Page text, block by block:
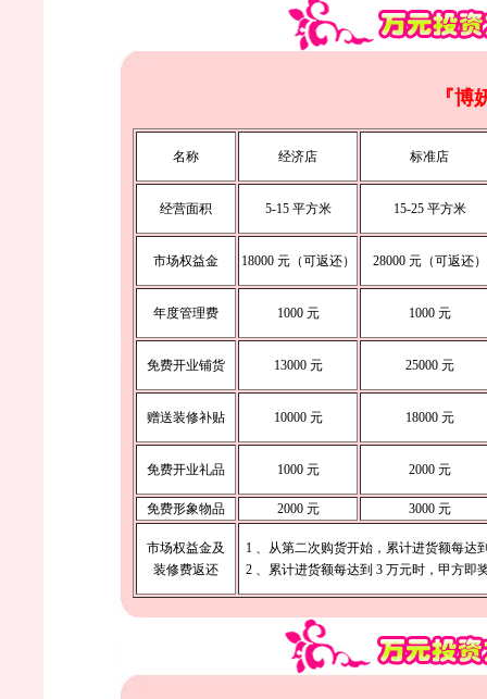
『博
名称 经济店 标准店
经营面积 5-15 平方米 15-25 平方米
市场权益金 18000 元（可返还） 28000 元（可返还）
年度管理费 1000 元 1000 元
免费开业铺货 13000 元 25000 元
赠送装修补贴 10000 元 18000 元
免费开业礼品 1000 元 2000 元
免费形象物品 2000 元 3000 元
市场权益金及
装修费返还
1 、从第二次购货开始，累计进货额每达
2 、累计进货额每达到 3 万元时，甲方即